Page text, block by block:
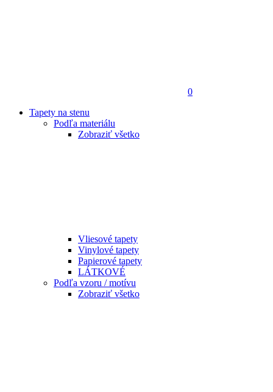
0
Tapety na stenu
Podľa materiálu
Zobraziť všetko
Vliesové tapety
Vinylové tapety
Papierové tapety
LÁTKOVÉ
Podľa vzoru / motívu
Zobraziť všetko